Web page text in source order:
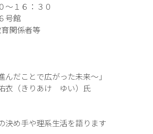
１６：３０
号館
関係者等
とで広がった未来～」
きりあけ ゆい）氏
手や理系生活を語ります